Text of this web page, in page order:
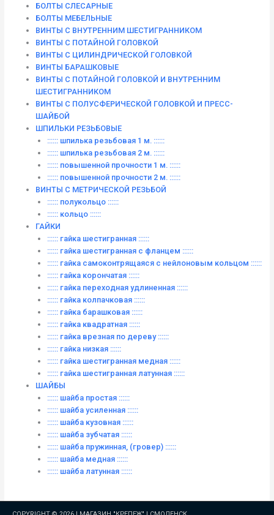
БОЛТЫ СЛЕСАРНЫЕ
БОЛТЫ МЕБЕЛЬНЫЕ
ВИНТЫ С ВНУТРЕННИМ ШЕСТИГРАННИКОМ
ВИНТЫ С ПОТАЙНОЙ ГОЛОВКОЙ
ВИНТЫ С ЦИЛИНДРИЧЕСКОЙ ГОЛОВКОЙ
ВИНТЫ БАРАШКОВЫЕ
ВИНТЫ С ПОТАЙНОЙ ГОЛОВКОЙ И ВНУТРЕННИМ
ШЕСТИГРАННИКОМ
ВИНТЫ С ПОЛУСФЕРИЧЕСКОЙ ГОЛОВКОЙ И ПРЕСС-
ШАЙБОЙ
ШПИЛЬКИ РЕЗЬБОВЫЕ
:::::: шпилька резьбовая 1 м. ::::::
:::::: шпилька резьбовая 2 м. ::::::
:::::: повышенной прочности 1 м. ::::::
:::::: повышенной прочности 2 м. ::::::
ВИНТЫ C МЕТРИЧЕСКОЙ РЕЗЬБОЙ
:::::: полукольцо ::::::
:::::: кольцо ::::::
ГАЙКИ
:::::: гайка шестигранная ::::::
:::::: гайка шестигранная с фланцем ::::::
:::::: гайка самоконтрящаяся с нейлоновым кольцом ::::::
:::::: гайка корончатая ::::::
:::::: гайка переходная удлиненная ::::::
:::::: гайка колпачковая ::::::
:::::: гайка барашковая ::::::
:::::: гайка квадратная ::::::
:::::: гайка врезная по дереву ::::::
:::::: гайка низкая ::::::
:::::: гайка шестигранная медная ::::::
:::::: гайка шестигранная латунная ::::::
ШАЙБЫ
:::::: шайба простая ::::::
:::::: шайба усиленная ::::::
:::::: шайба кузовная ::::::
:::::: шайба зубчатая ::::::
:::::: шайба пружинная, (гровер) ::::::
:::::: шайба медная ::::::
:::::: шайба латунная ::::::